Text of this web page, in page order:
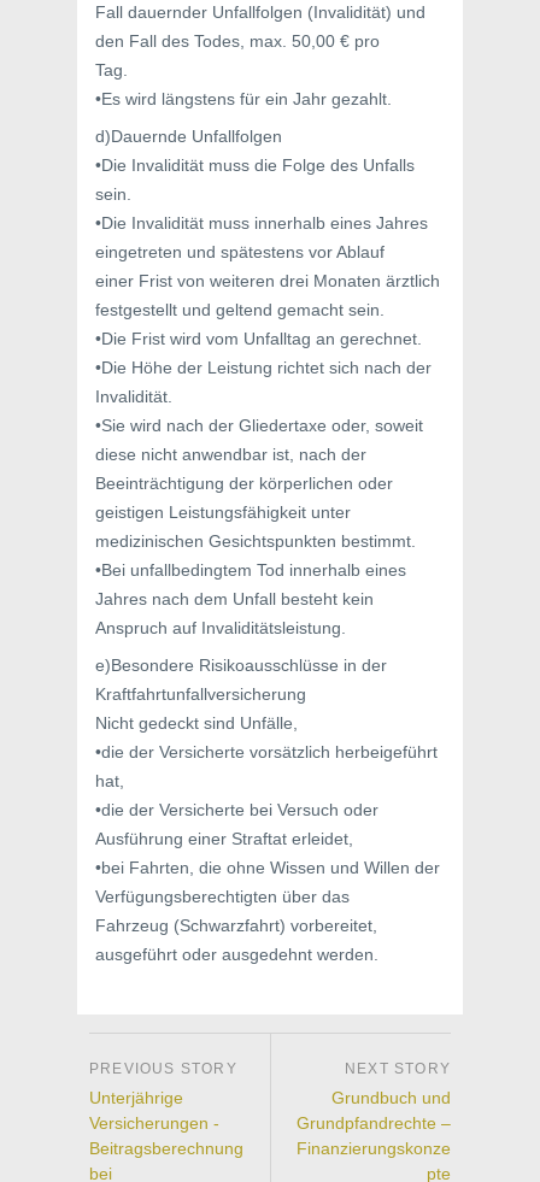
Fall dauernder Unfallfolgen (Invalidität) und
den Fall des Todes, max. 50,00 € pro
Tag.
•Es wird längstens für ein Jahr gezahlt.
d)Dauernde Unfallfolgen
•Die Invalidität muss die Folge des Unfalls
sein.
•Die Invalidität muss innerhalb eines Jahres
eingetreten und spätestens vor Ablauf
einer Frist von weiteren drei Monaten ärztlich
festgestellt und geltend gemacht sein.
•Die Frist wird vom Unfalltag an gerechnet.
•Die Höhe der Leistung richtet sich nach der
Invalidität.
•Sie wird nach der Gliedertaxe oder, soweit
diese nicht anwendbar ist, nach der
Beeinträchtigung der körperlichen oder
geistigen Leistungsfähigkeit unter
medizinischen Gesichtspunkten bestimmt.
•Bei unfallbedingtem Tod innerhalb eines
Jahres nach dem Unfall besteht kein
Anspruch auf Invaliditätsleistung.
e)Besondere Risikoausschlüsse in der
Kraftfahrtunfallversicherung
Nicht gedeckt sind Unfälle,
•die der Versicherte vorsätzlich herbeigeführt
hat,
•die der Versicherte bei Versuch oder
Ausführung einer Straftat erleidet,
•bei Fahrten, die ohne Wissen und Willen der
Verfügungsberechtigten über das
Fahrzeug (Schwarzfahrt) vorbereitet,
ausgeführt oder ausgedehnt werden.
Unterjährige
Versicherungen -
Beitragsberechnung
bei
Grundbuch und
Grundpfandrechte –
Finanzierungskonze
pte